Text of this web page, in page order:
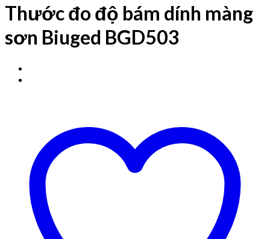
Thước đo độ bám dính màng
sơn Biuged BGD503